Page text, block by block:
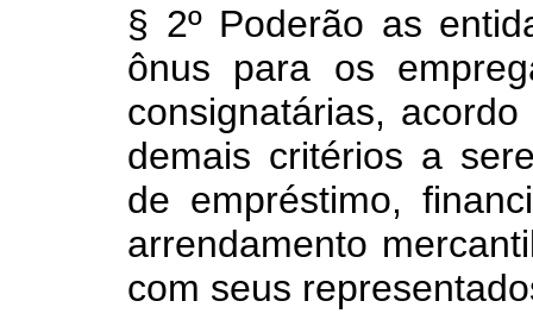
§ 2º Poderão as
ônus para os
consignatárias,
demais critérios a
de empréstimo,
arrendamento
com seus